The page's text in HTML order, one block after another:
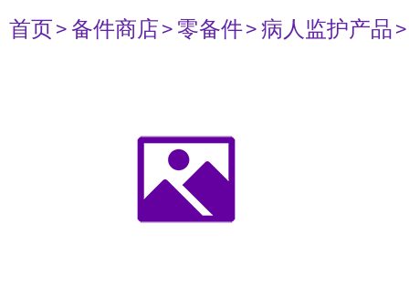
首页> 备件商店> 零备件> 病人监护产品